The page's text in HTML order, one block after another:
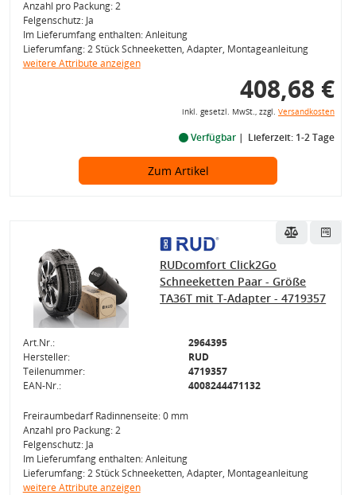
Anzahl pro Packung: 2
Felgenschutz: Ja
Im Lieferumfang enthalten: Anleitung
Lieferumfang: 2 Stück Schneeketten, Adapter, Montageanleitung
weitere Attribute anzeigen
408,68 €
inkl. gesetzl. MwSt., zzgl. Versandkosten
Verfügbar Lieferzeit: 1-2 Tage
Zum Artikel
RUDcomfort Click2Go
Schneeketten Paar - Größe
TA36T mit T-Adapter - 4719357
Art.Nr.:
2964395
Hersteller:
RUD
Teilenummer:
4719357
EAN-Nr.:
4008244471132
Freiraumbedarf Radinnenseite: 0 mm
Anzahl pro Packung: 2
Felgenschutz: Ja
Im Lieferumfang enthalten: Anleitung
Lieferumfang: 2 Stück Schneeketten, Adapter, Montageanleitung
weitere Attribute anzeigen